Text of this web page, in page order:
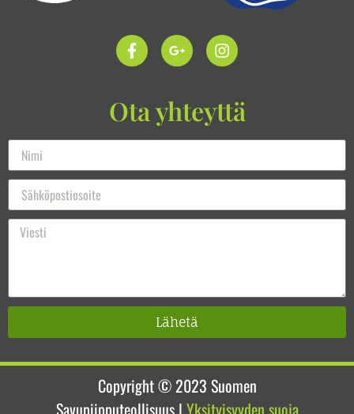
Ota yhteyttä
Lähetä
Copyright © 2023 Suomen
Savupiipputeollisuus| Yksityisyyden suoja